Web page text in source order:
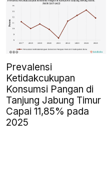
Prevalensi
Ketidakcukupan
Konsumsi Pangan di
Tanjung Jabung Timur
Capai 11,85% pada
2025